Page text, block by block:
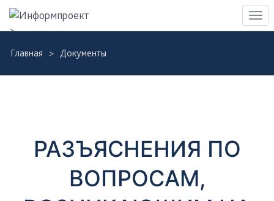
main
Навигация
>
Главная Документы
Д
РАЗЪЯСНЕНИЯ ПО
ВОПРОСАМ,